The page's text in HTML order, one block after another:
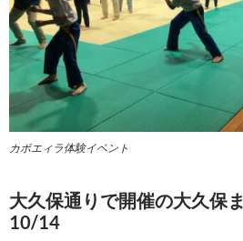
カポエィラ体験イベント
大久保通りで開催の大久保
10/14